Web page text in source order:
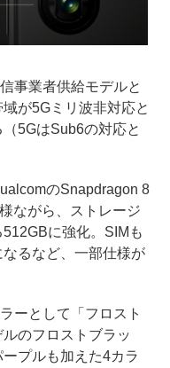
事業者供給モデルと
が5Gミリ波非対応と
5GはSub6の対応と
のSnapdragon 8
ながら、ストレージ
に強化。SIMも
るなど、一部仕様が
ーとして「フロスト
のフロストブラッ
プルも加えた4カラ